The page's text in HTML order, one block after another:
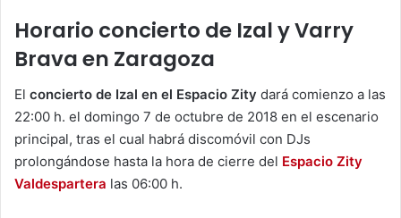
Horario concierto de Izal y Varry
Brava en Zaragoza
El concierto de Izal en el Espacio Zity dará comienzo a las
22:00 h. el domingo 7 de octubre de 2018 en el escenario
principal, tras el cual habrá discomóvil con DJs
prolongándose hasta la hora de cierre del Espacio Zity
Valdespartera las 06:00 h.